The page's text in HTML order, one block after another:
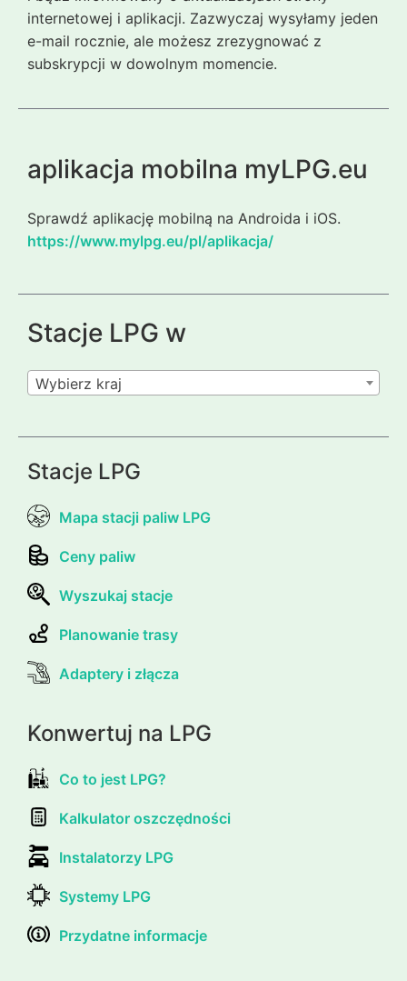
internetowej i aplikacji. Zazwyczaj wysyłamy jeden
e-mail rocznie, ale możesz zrezygnować z
subskrypcji w dowolnym momencie.
aplikacja mobilna myLPG.eu
Sprawdź aplikację mobilną na Androida i iOS.
https://www.mylpg.eu/pl/aplikacja/
Stacje LPG w
Wybierz kraj
Stacje LPG
Mapa stacji paliw LPG
Ceny paliw
Wyszukaj stacje
Planowanie trasy
Adaptery i złącza
Konwertuj na LPG
Co to jest LPG?
Kalkulator oszczędności
Instalatorzy LPG
Systemy LPG
Przydatne informacje